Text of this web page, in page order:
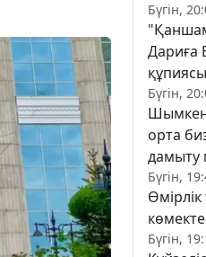
Бүгін,
Дариға
Бүгін,
орта
дамыту
Бүгін,
Бүгін,